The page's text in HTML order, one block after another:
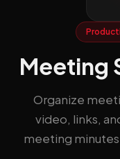
Meeting
Organize
video, links,
meeting